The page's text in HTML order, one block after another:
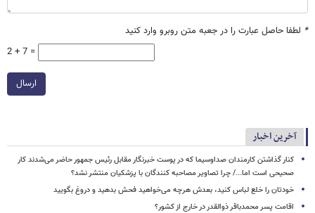
* لطفا حاصل عبارت را در جعبه متن روبرو وارد کنید
2 + 7 =
ارسال
آخرین اخبار
کنار گذاشتن کارمندان صداوسیما که در پوست خبرنگار مقابل رئیس جمهور حاضر می‌شدند کار
صحیحی است اما.../ چرا تصاویر مصاحبه کنندگان با پزشکیان منتشر نشد؟
خودتان را خلع لباس کنید، بعدش هرچه می‌خواهید فحش بدهید و دروغ بگویید
اقامت پسر محمدباقر ذوالقدر در خارج از کشور؟